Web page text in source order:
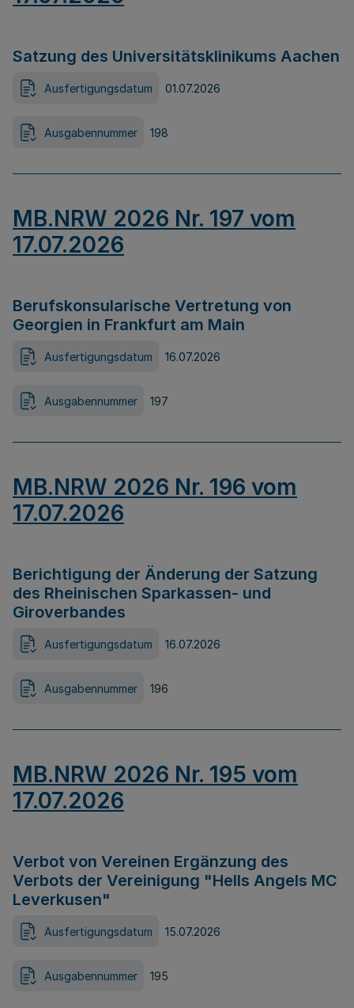
Satzung des Universitätsklinikums Aachen
Ausfertigungsdatum 01.07.2026
Ausgabennummer 198
MB.NRW 2026 Nr. 197 vom
17.07.2026
Berufskonsularische Vertretung von
Georgien in Frankfurt am Main
Ausfertigungsdatum 16.07.2026
Ausgabennummer 197
MB.NRW 2026 Nr. 196 vom
17.07.2026
Berichtigung der Änderung der Satzung
des Rheinischen Sparkassen- und
Giroverbandes
Ausfertigungsdatum 16.07.2026
Ausgabennummer 196
MB.NRW 2026 Nr. 195 vom
17.07.2026
Verbot von Vereinen Ergänzung des
Verbots der Vereinigung "Hells Angels MC
Leverkusen"
Ausfertigungsdatum 15.07.2026
Ausgabennummer 195